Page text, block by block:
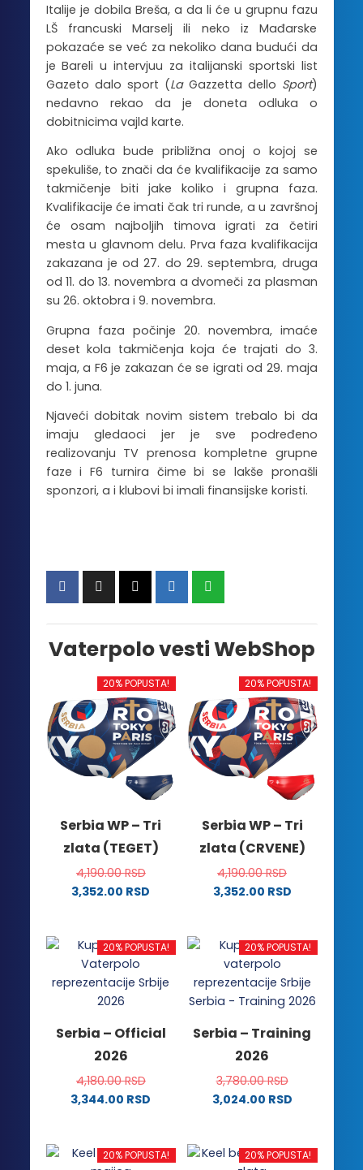
Italije je dobila Breša, a da li će u grupnu fazu
LŠ francuski Marselj ili neko iz Mađarske
pokazaće se već za nekoliko dana budući da
je Bareli u intervjuu za italijanski sportski list
Gazeto dalo sport (LaGazzetta dello Sport)
nedavno rekao da je doneta odluka o
dobitnicima vajld karte.
Ako odluka bude približna onoj o kojoj se
spekuliše, to znači da će kvalifikacije za samo
takmičenje biti jake koliko i grupna faza.
Kvalifikacije će imati čak tri runde, a u završnoj
će osam najboljih timova igrati za četiri
mesta u glavnom delu. Prva faza kvalifikacija
zakazana je od 27. do 29. septembra, druga
od 11. do 13. novembra a dvomeči za plasman
su 26. oktobra i 9. novembra.
Grupna faza počinje 20. novembra, imaće
deset kola takmičenja koja će trajati do 3.
maja, a F6 je zakazan će se igrati od 29. maja
do 1. juna.
Njaveći dobitak novim sistem trebalo bi da
imaju gledaoci jer je sve podređeno
realizovanju TV prenosa kompletne grupne
faze i F6 turnira čime bi se lakše pronašli
sponzori, a i klubovi bi imali finansijske koristi.
Vaterpolo vesti WebShop
20% POPUSTA!
Serbia WP – Tri
zlata (TEGET)
4,190.00RSD
3,352.00 RSD
ima
više
varijanti.
Opcije
biti
izabrane
na
stranici
20% POPUSTA!
Serbia WP – Tri
zlata (CRVENE)
4,190.00RSD
3,352.00 RSD
ima
više
varijanti.
Opcije
biti
izabrane
na
stranici
20% POPUSTA!
Serbia – Official
2026
4,180.00RSD
3,344.00 RSD
ima
20% POPUSTA!
Serbia – Training
2026
3,780.00RSD
3,024.00 RSD
ima
20% POPUSTA! 20% POPUSTA!